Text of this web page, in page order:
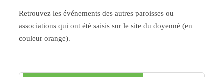
Retrouvez les événements des autres paroisses ou
associations qui ont été saisis sur le site du doyenné (en
couleur orange).